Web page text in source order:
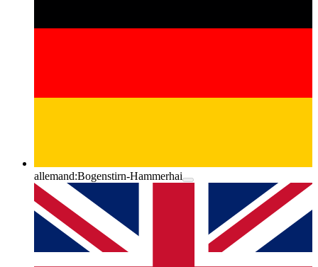
allemand:Bogenstirn-Hammerhai